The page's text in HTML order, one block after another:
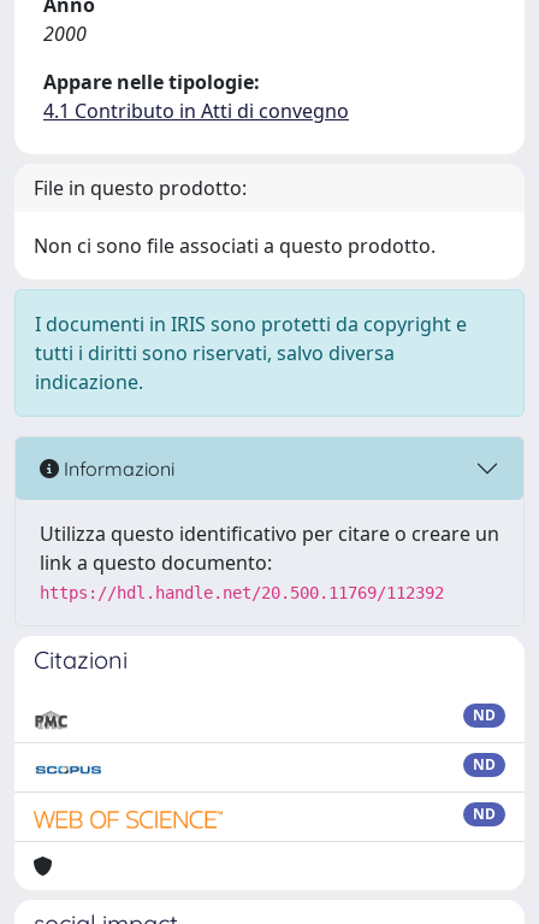
2000
Appare nelle tipologie:
4.1 Contributo in Atti di convegno
File in questo prodotto:
Non ci sono file associati a questo prodotto.
I documenti in IRIS sono protetti da copyright e
tutti i diritti sono riservati, salvo diversa
indicazione.
Informazioni
Utilizza questo identificativo per citare o creare un
link a questo documento:
https://hdl.handle.net/20.500.11769/112392
Citazioni
ND
ND
ND